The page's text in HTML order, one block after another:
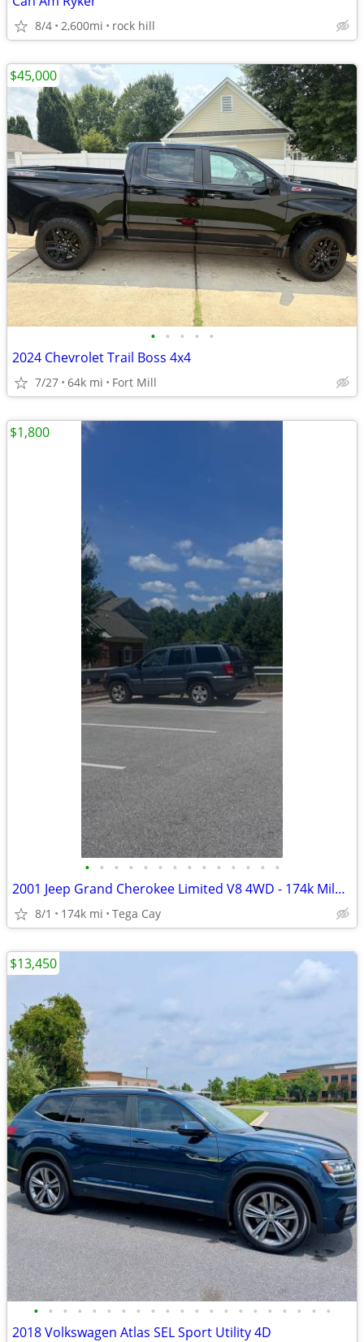
8/4 2,600mi rock hill
• • • • •
2024 Chevrolet Trail Boss 4x4
7/27 64k mi Fort Mill
$45,000
• • • • • • • • • • • • • •
2001 Jeep Grand Cherokee Limited V8 4WD - 174k Miles - Clean Body, New
8/1 174k mi Tega Cay
$1,800
• • • • • • • • • • • • • • • • • • • • •
2018 Volkswagen Atlas SEL Sport Utility 4D
$13,450